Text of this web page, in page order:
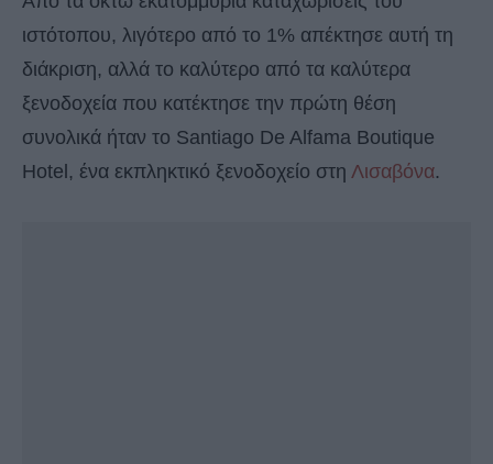
ιστότοπου, λιγότερο από το 1% απέκτησε αυτή τη
διάκριση, αλλά το καλύτερο από τα καλύτερα
ξενοδοχεία που κατέκτησε την πρώτη θέση
συνολικά ήταν το Santiago De Alfama Boutique
Hotel, ένα εκπληκτικό ξενοδοχείο στη Λισαβόνα.